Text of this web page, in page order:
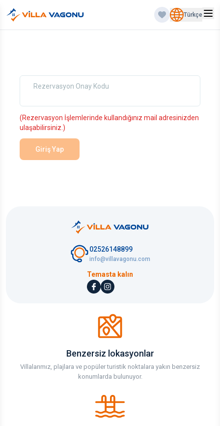
Türkçe
Rezervasyon Onay Kodu
(Rezervasyon İşlemlerinde kullandığınız mail adresinizden
ulaşabilirsiniz.)
Giriş Yap
02526148899
info@villavagonu.com
Temasta kalın
Benzersiz lokasyonlar
Villalarımız, plajlara ve popüler turistik noktalara yakın benzersiz
konumlarda bulunuyor.